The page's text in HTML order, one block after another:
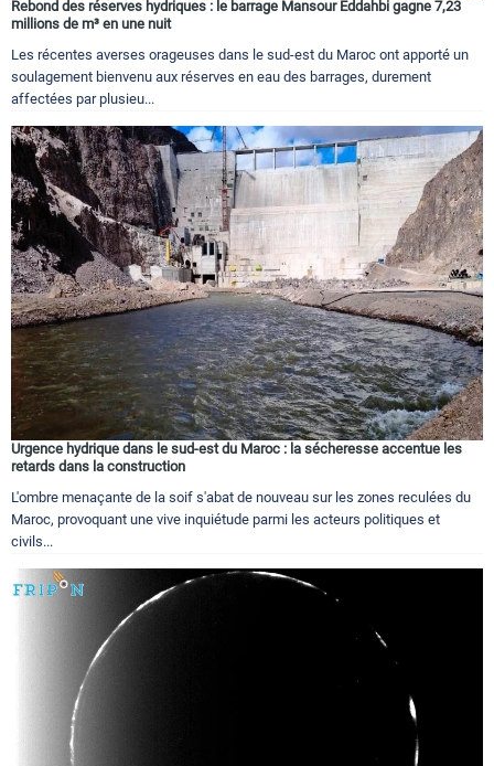
Rebond des réserves hydriques : le barrage Mansour Eddahbi gagne 7,23
millions de m³ en une nuit
Les récentes averses orageuses dans le sud-est du Maroc ont apporté un
soulagement bienvenu aux réserves en eau des barrages, durement
affectées par plusieu...
Urgence hydrique dans le sud-est du Maroc : la sécheresse accentue les
retards dans la construction
L'ombre menaçante de la soif s'abat de nouveau sur les zones reculées du
Maroc, provoquant une vive inquiétude parmi les acteurs politiques et
civils...